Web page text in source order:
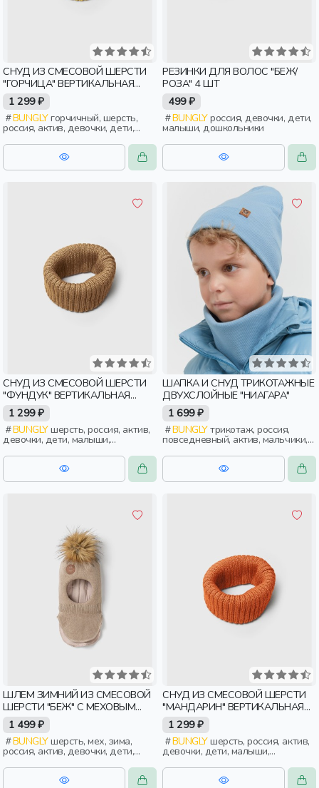
СНУД ИЗ СМЕСОВОЙ ШЕРСТИ
"ГОРЧИЦА" ВЕРТИКАЛЬНАЯ
ВЯЗКА
1 299 ₽
BUNGLYгорчичный, шерсть,
россия, актив, девочки, дети,
малыши, дошкольники
РЕЗИНКИ ДЛЯ ВОЛОС "БЕЖ/
РОЗА" 4 ШТ
499 ₽
BUNGLYроссия, девочки, дети,
малыши, дошкольники
СНУД ИЗ СМЕСОВОЙ ШЕРСТИ
"ФУНДУК" ВЕРТИКАЛЬНАЯ
ВЯЗКА
1 299 ₽
BUNGLYшерсть, россия, актив,
девочки, дети, малыши,
ШАПКА И СНУД ТРИКОТАЖНЫЕ
ДВУХСЛОЙНЫЕ "НИАГАРА"
1 699 ₽
BUNGLYтрикотаж, россия,
повседневный, актив, мальчики,
ШЛЕМ ЗИМНИЙ ИЗ СМЕСОВОЙ
ШЕРСТИ "БЕЖ" С МЕХОВЫМ
ПОМПОНОМ
1 499 ₽
BUNGLYшерсть, мех, зима,
россия, актив, девочки, дети,
малыши, дошкольники
СНУД ИЗ СМЕСОВОЙ ШЕРСТИ
"МАНДАРИН" ВЕРТИКАЛЬНАЯ
ВЯЗКА
1 299 ₽
BUNGLYшерсть, россия, актив,
девочки, дети, малыши,